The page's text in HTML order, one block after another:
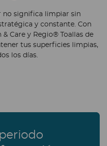
no significa limpiar sin
y constante. Con
Care y Regio® Toallas de
tus superficies limpias,
los días.